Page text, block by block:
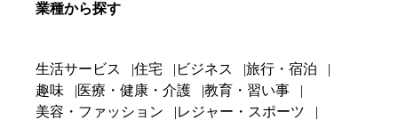
業種から探す
生活サービス 住宅 ビジネス
旅行・宿泊
趣味
医療・健康・介護
教育・習い事
美容・ファッション
レジャー・スポーツ